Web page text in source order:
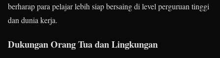
berharap para pelajar lebih siap bersaing di level perguruan tinggi
dan dunia kerja.
Dukungan Orang Tua dan Lingkungan